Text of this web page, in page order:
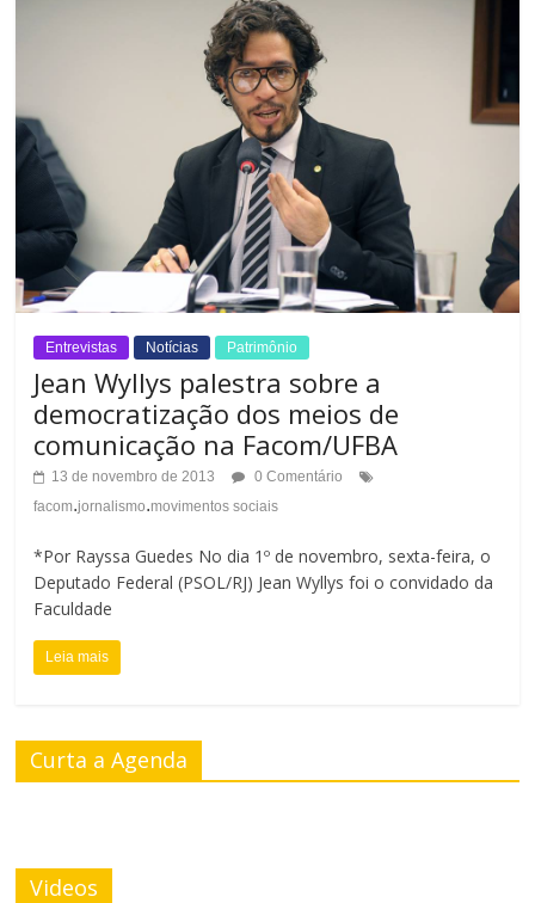
Entrevistas Notícias Patrimônio
Jean Wyllys palestra sobre a
democratização dos meios de
comunicação na Facom/UFBA
13 de novembro de 2013
0 Comentário
facom.jornalismo.movimentos sociais
*Por Rayssa Guedes No dia 1º de novembro, sexta-feira, o
Deputado Federal (PSOL/RJ) Jean Wyllys foi o convidado da
Faculdade
Leia mais
Curta a Agenda
Videos